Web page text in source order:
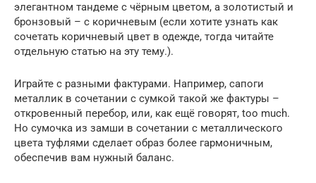
элегантном тандеме с чёрным цветом, а золотистый и
бронзовый – с коричневым (если хотите узнать как
сочетать коричневый цвет в одежде, тогда читайте
отдельную статью на эту тему.).
Играйте с разными фактурами. Например, сапоги
металлик в сочетании с сумкой такой же фактуры –
откровенный перебор, или, как ещё говорят, too much.
Но сумочка из замши в сочетании с металлического
цвета туфлями сделает образ более гармоничным,
обеспечив вам нужный баланс.